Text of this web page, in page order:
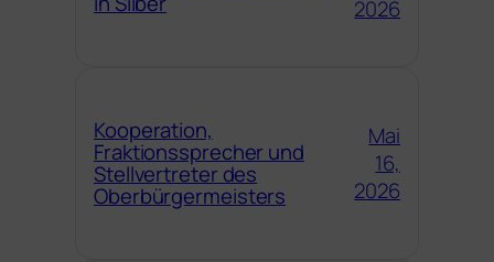
2026
Kooperation,
Fraktionssprecher und
Stellvertreter des
Oberbürgermeisters
Mai
16,
2026